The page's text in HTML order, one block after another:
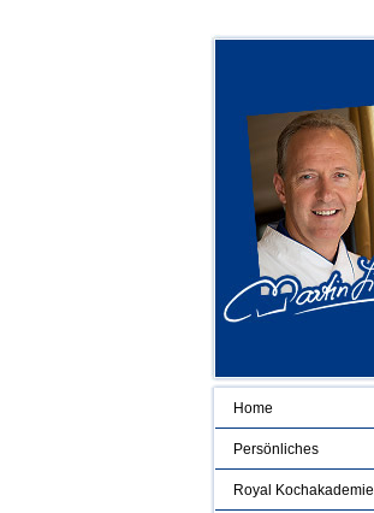
Home
Persönliches
Royal Kochakademie